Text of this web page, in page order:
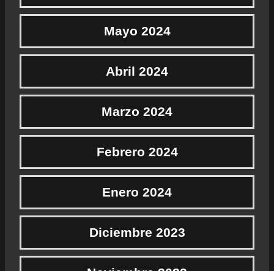
Mayo 2024
Abril 2024
Marzo 2024
Febrero 2024
Enero 2024
Diciembre 2023